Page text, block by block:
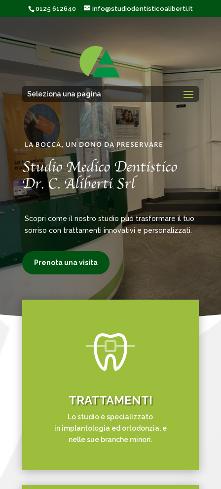
0125 612640 info@studiodentisticoaliberti.it
Seleziona una pagina
LA BOCCA, UN DONO DA PRESERVARE
Studio Medico Dentistico
Dr. C. Aliberti Srl
Scopri come il nostro studio può trasformare il tuo
sorriso con trattamenti innovativi e personalizzati.
Prenota una visita
TRATTAMENTI
Lo studio è specializzato
in implantologia ed ortodonzia, e
nelle sue branche minori.